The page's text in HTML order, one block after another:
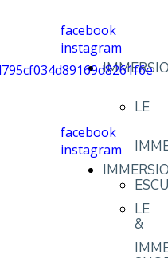
facebook
instagram
LE
&
facebook
instagram
LE